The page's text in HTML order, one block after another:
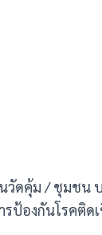
วัดคุ้ม / ชุมช
องกันโรคติดเ